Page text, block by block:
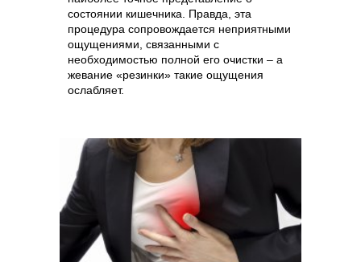
состоянии кишечника. Правда, эта
процедура сопровождается неприятными
ощущениями, связанными с
необходимостью полной его очистки – а
жевание «резинки» такие ощущения
ослабляет.